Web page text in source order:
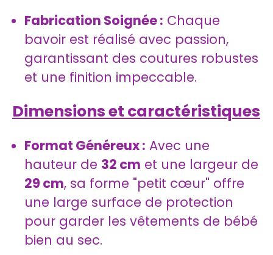
Fabrication Soignée : Chaque
bavoir est réalisé avec passion,
garantissant des coutures robustes
et une finition impeccable.
Dimensions et caractéristiques
Format Généreux : Avec une
hauteur de 32 cm et une largeur de
29 cm, sa forme "petit cœur" offre
une large surface de protection
pour garder les vêtements de bébé
bien au sec.